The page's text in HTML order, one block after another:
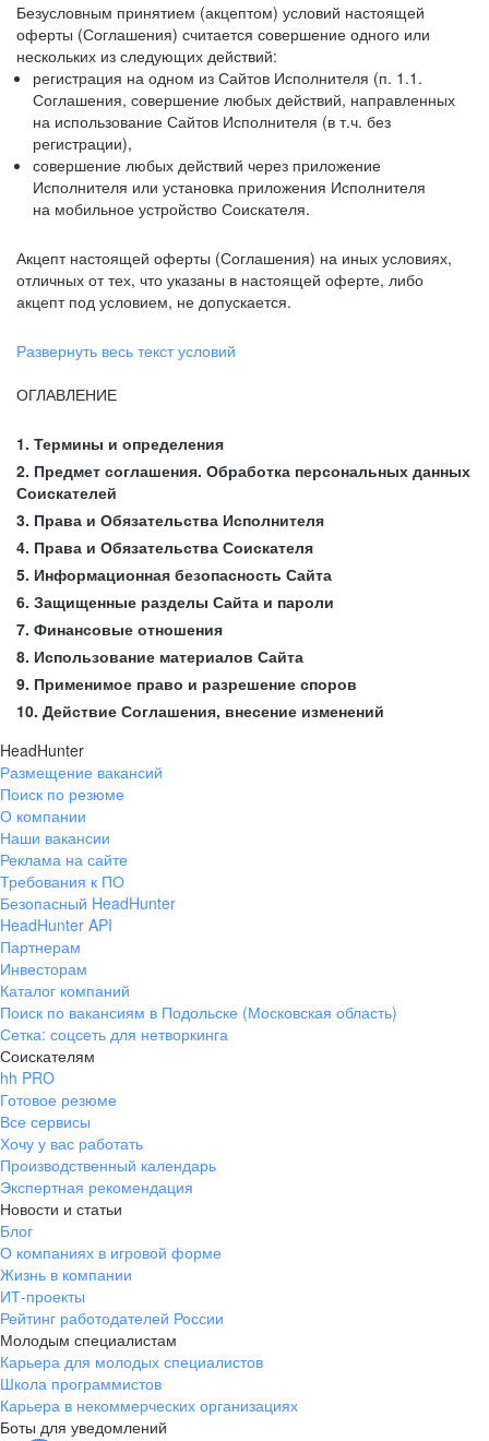
Безусловным принятием (акцептом) условий настоящей
оферты (Соглашения) считается совершение одного или
нескольких из следующих действий:
регистрация на одном из Сайтов Исполнителя (п. 1.1.
Соглашения, совершение любых действий, направленных
на использование Сайтов Исполнителя (в т.ч. без
регистрации),
совершение любых действий через приложение
Исполнителя или установка приложения Исполнителя
на мобильное устройство Соискателя.
Акцепт настоящей оферты (Соглашения) на иных условиях,
отличных от тех, что указаны в настоящей оферте, либо
акцепт под условием, не допускается.
Развернуть весь текст условий
ОГЛАВЛЕНИЕ
1. Термины и определения
2. Предмет соглашения. Обработка персональных данных
Соискателей
3. Права и Обязательства Исполнителя
4. Права и Обязательства Соискателя
5. Информационная безопасность Сайта
6. Защищенные разделы Сайта и пароли
7. Финансовые отношения
8. Использование материалов Сайта
9. Применимое право и разрешение споров
10. Действие Соглашения, внесение изменений
HeadHunter
Размещение вакансий
Поиск по резюме
О компании
Наши вакансии
Реклама на сайте
Требования к ПО
Безопасный HeadHunter
HeadHunter API
Партнерам
Инвесторам
Каталог компаний
Поиск по вакансиям в Подольске (Московская область)
Сетка: соцсеть для нетворкинга
Соискателям
hh PRO
Готовое резюме
Все сервисы
Хочу у вас работать
Производственный календарь
Экспертная рекомендация
Новости и статьи
Блог
О компаниях в игровой форме
Жизнь в компании
ИТ-проекты
Рейтинг работодателей России
Молодым специалистам
Карьера для молодых специалистов
Школа программистов
Карьера в некоммерческих организациях
Боты для уведомлений